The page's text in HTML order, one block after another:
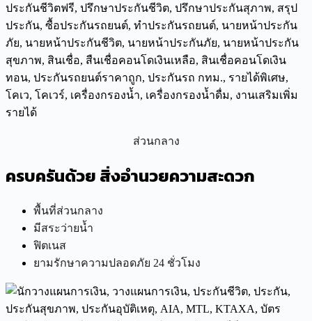
ส่วนกลาง
ครบครันด้วย สิ่งอำนวยความสะดวก
พื้นที่ส่วนกลาง
มีสระว่ายน้ำ
ฟิตเนส
ยามรักษาความปลอดภัย 24 ชั่วโมง